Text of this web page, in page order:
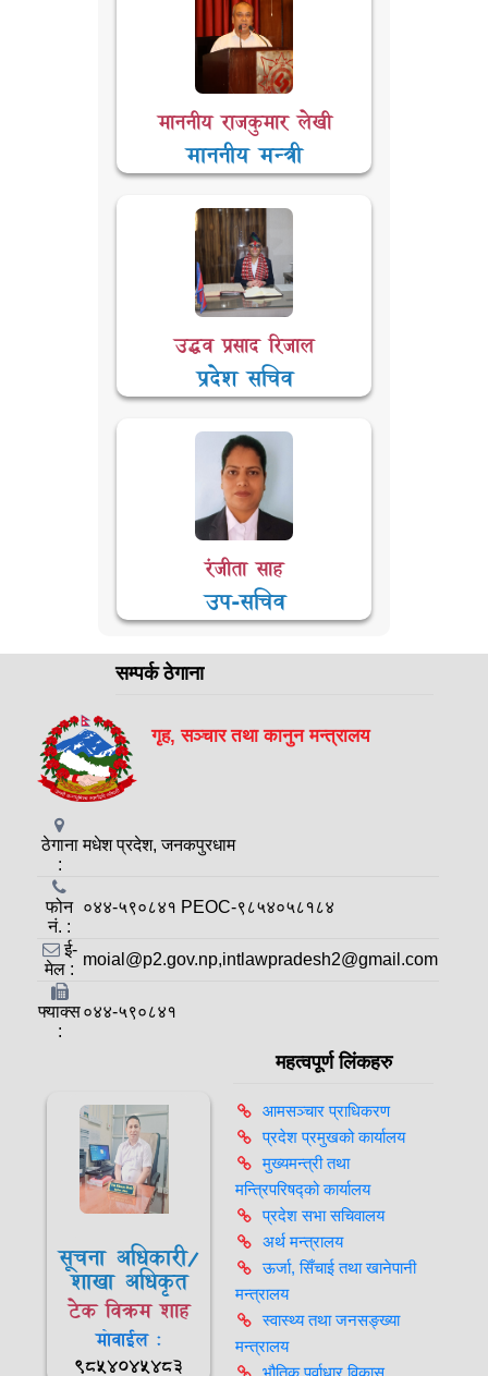
माननीय राजकुमार लेखी
माननीय मन्त्री
उद्धव प्रसाद रिजाल
प्रदेश सचिव
रंजीता साह
उप-सचिव
सम्पर्क ठेगाना
गृह, सञ्चार तथा कानुन मन्त्रालय
ठेगाना
:
मधेश प्रदेश, जनकपुरधाम
फोन
नं. :
०४४-५९०८४१ PEOC-९८५४०५८१८४
ई-
मेल :
moial@p2.gov.np,intlawpradesh2@gmail.com
फ्याक्स
:
०४४-५९०८४१
सूचना अधिकारी/
शाखा अधिकृत
टेक विक्रम शाह
मोवाईल :
९८५४०४५४८३
महत्वपूर्ण लिंकहरु
आमसञ्‍चार प्राधिकरण
प्रदेश प्रमुखको कार्यालय
मुख्यमन्त्री तथा
मन्त्रिपरिषद्को कार्यालय
प्रदेश सभा सचिवालय
अर्थ मन्त्रालय
ऊर्जा, सिँचाई तथा खानेपानी
मन्त्रालय
स्वास्थ्य तथा जनसङ्ख्या
मन्त्रालय
भौतिक पूर्वाधार विकास